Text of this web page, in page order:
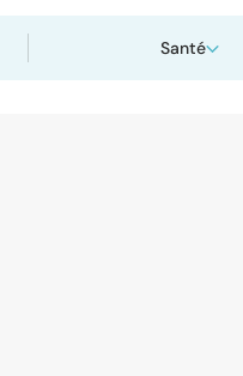
Santé